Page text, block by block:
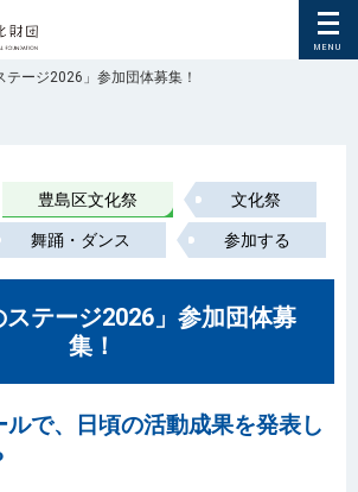
テージ2026」参加団体募集！
豊島区文化祭 文化祭
舞踊・ダンス 参加する
ステージ2026」参加団体募
集！
で、日頃の活動成果を発表し